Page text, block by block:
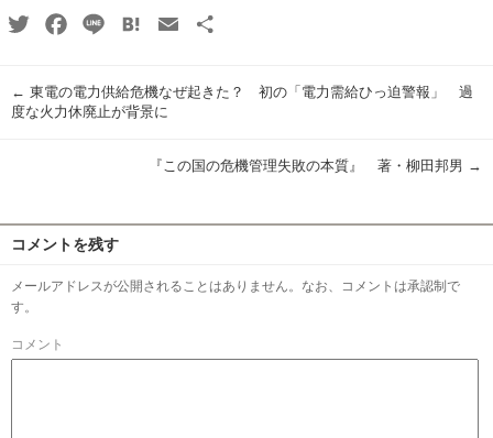
TwitterFacebook
Line HatenaEmail
← 東電の電力供給危機なぜ起きた？ 初の「電力需給ひっ迫警報」 過
度な火力休廃止が背景に
『この国の危機管理失敗の本質』 著・柳田邦男 →
コメントを残す
メールアドレスが公開されることはありません。なお、コメントは承認制で
す。
コメント